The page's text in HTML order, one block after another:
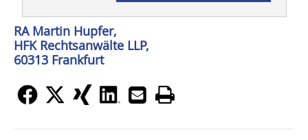
RA Martin Hupfer,
HFK Rechtsanwälte LLP,
60313 Frankfurt